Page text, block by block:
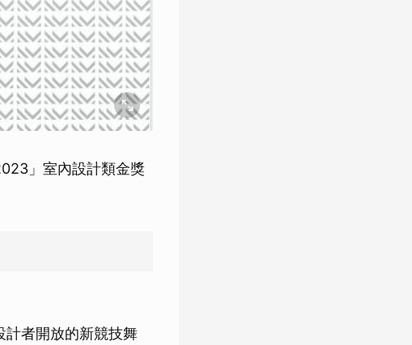
」室內設計類金獎
計者開放的新競技舞